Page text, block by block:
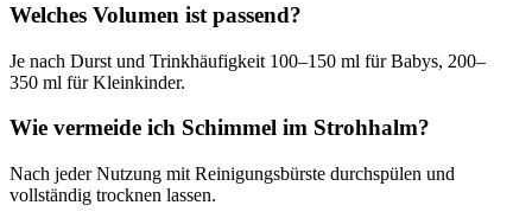
Welches Volumen ist passend?
Je nach Durst und Trinkhäufigkeit 100–150 ml für Babys, 200–
350 ml für Kleinkinder.
Wie vermeide ich Schimmel im Strohhalm?
Nach jeder Nutzung mit Reinigungsbürste durchspülen und
vollständig trocknen lassen.